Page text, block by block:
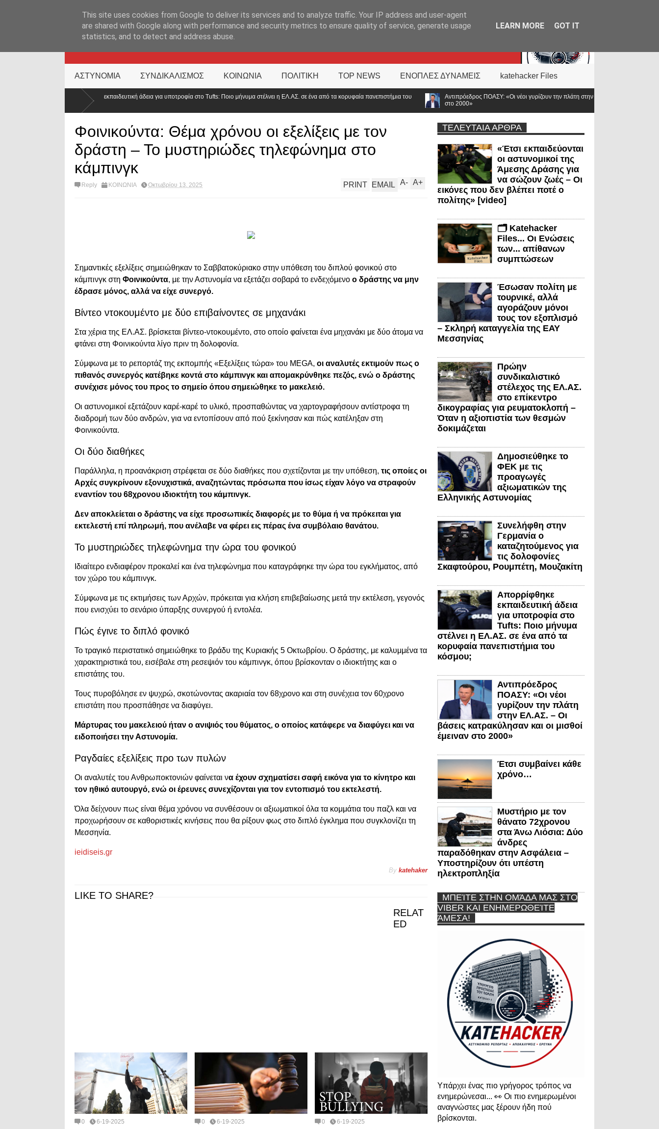
KATEHACKER
ΑΣΤΥΝΟΜΙΑ ΣΥΝΔΙΚΑΛΙΣΜΟΣ ΚΟΙΝΩΝΙΑ ΠΟΛΙΤΙΚΗ TOP NEWS ΕΝΟΠΛΕΣ ΔΥΝΑΜΕΙΣ katehacker Files
Απορρίφθηκε εκπαιδευτική άδεια για υποτροφία στο Tufts: Ποιο μήνυμα στέλνει η ΕΛ.ΑΣ. σε ένα από τα κορυφαία πανεπιστήμια του
Αντιπρόεδρος ΠΟΑΣΥ: «Οι νέοι γυρίζουν την πλάτη στην ΕΛ.ΑΣ. – Οι βάσεις κατρακύλησαν και οι μισθοί
Φοινικούντα: Θέμα χρόνου οι εξελίξεις με τον
δράστη – Το μυστηριώδες τηλεφώνημα στο
κάμπινγκ
Reply ΚΟΙΝΩΝΙΑ Οκτωβρίου 13, 2025 A+
A-
PRINT EMAIL
Σημαντικές εξελίξεις σημειώθηκαν το Σαββατοκύριακο στην υπόθεση του διπλού φονικού στο
κάμπινγκ στη Φοινικούντα, με την Αστυνομία να εξετάζει σοβαρά το ενδεχόμενο ο δράστης να μην
έδρασε μόνος, αλλά να είχε συνεργό.
Βίντεο ντοκουμέντο με δύο επιβαίνοντες σε μηχανάκι
Στα χέρια της ΕΛ.ΑΣ. βρίσκεται βίντεο-ντοκουμέντο, στο οποίο φαίνεται ένα μηχανάκι με δύο άτομα να
φτάνει στη Φοινικούντα λίγο πριν τη δολοφονία.
Σύμφωνα με το ρεπορτάζ της εκπομπής «Εξελίξεις τώρα» του MEGA, οι αναλυτές εκτιμούν πως ο
πιθανός συνεργός κατέβηκε κοντά στο κάμπινγκ και απομακρύνθηκε πεζός, ενώ ο δράστης
συνέχισε μόνος του προς το σημείο όπου σημειώθηκε το μακελειό.
Οι αστυνομικοί εξετάζουν καρέ-καρέ το υλικό, προσπαθώντας να χαρτογραφήσουν αντίστροφα τη
διαδρομή των δύο ανδρών, για να εντοπίσουν από πού ξεκίνησαν και πώς κατέληξαν στη
Φοινικούντα.
Οι δύο διαθήκες
Παράλληλα, η προανάκριση στρέφεται σε δύο διαθήκες που σχετίζονται με την υπόθεση, τις οποίες οι
Αρχές συγκρίνουν εξονυχιστικά, αναζητώντας πρόσωπα που ίσως είχαν λόγο να στραφούν
εναντίον του 68χρονου ιδιοκτήτη του κάμπινγκ.
Δεν αποκλείεται ο δράστης να είχε προσωπικές διαφορές με το θύμα ή να πρόκειται για
εκτελεστή επί πληρωμή, που ανέλαβε να φέρει εις πέρας ένα συμβόλαιο θανάτου.
Το μυστηριώδες τηλεφώνημα την ώρα του φονικού
Ιδιαίτερο ενδιαφέρον προκαλεί και ένα τηλεφώνημα που καταγράφηκε την ώρα του εγκλήματος, από
τον χώρο του κάμπινγκ.
Σύμφωνα με τις εκτιμήσεις των Αρχών, πρόκειται για κλήση επιβεβαίωσης μετά την εκτέλεση, γεγονός
που ενισχύει το σενάριο ύπαρξης συνεργού ή εντολέα.
Πώς έγινε το διπλό φονικό
Το τραγικό περιστατικό σημειώθηκε το βράδυ της Κυριακής 5 Οκτωβρίου. Ο δράστης, με καλυμμένα τα
χαρακτηριστικά του, εισέβαλε στη ρεσεψιόν του κάμπινγκ, όπου βρίσκονταν ο ιδιοκτήτης και ο
επιστάτης του.
Τους πυροβόλησε εν ψυχρώ, σκοτώνοντας ακαριαία τον 68χρονο και στη συνέχεια τον 60χρονο
επιστάτη που προσπάθησε να διαφύγει.
Μάρτυρας του μακελειού ήταν ο ανιψιός του θύματος, ο οποίος κατάφερε να διαφύγει και να
ειδοποιήσει την Αστυνομία.
Ραγδαίες εξελίξεις προ των πυλών
Οι αναλυτές του Ανθρωποκτονιών φαίνεται να έχουν σχηματίσει σαφή εικόνα για το κίνητρο και
τον ηθικό αυτουργό, ενώ οι έρευνες συνεχίζονται για τον εντοπισμό του εκτελεστή.
Όλα δείχνουν πως είναι θέμα χρόνου να συνθέσουν οι αξιωματικοί όλα τα κομμάτια του παζλ και να
προχωρήσουν σε καθοριστικές κινήσεις που θα ρίξουν φως στο διπλό έγκλημα που συγκλονίζει τη
Μεσσηνία.
ieidiseis.gr
By katehaker
LIKE TO SHARE?
RELAT
ED
0 6-19-2025 0 6-19-2025 0 6-19-2025
ΤΕΛΕΥΤΑΙΑ ΑΡΘΡΑ
«Έτσι εκπαιδεύονται
οι αστυνομικοί της
Άμεσης Δράσης για
να σώζουν ζωές – Οι
εικόνες που δεν βλέπει ποτέ ο
πολίτης» [video]
🗂️ Katehacker
Files... Οι Ενώσεις
των... απίθανων
συμπτώσεων
Έσωσαν πολίτη με
τουρνικέ, αλλά
αγοράζουν μόνοι
τους τον εξοπλισμό
– Σκληρή καταγγελία της ΕΑΥ
Μεσσηνίας
Πρώην
συνδικαλιστικό
στέλεχος της ΕΛ.ΑΣ.
στο επίκεντρο
δικογραφίας για ρευματοκλοπή –
Όταν η αξιοπιστία των θεσμών
δοκιμάζεται
Δημοσιεύθηκε το
ΦΕΚ με τις
προαγωγές
αξιωματικών της
Ελληνικής Αστυνομίας
Συνελήφθη στην
Γερμανία ο
καταζητούμενος για
τις δολοφονίες
Σκαφτούρου, Ρουμπέτη, Μουζακίτη
Απορρίφθηκε
εκπαιδευτική άδεια
για υποτροφία στο
Tufts: Ποιο μήνυμα
στέλνει η ΕΛ.ΑΣ. σε ένα από τα
κορυφαία πανεπιστήμια του
κόσμου;
Αντιπρόεδρος
ΠΟΑΣΥ: «Οι νέοι
γυρίζουν την πλάτη
στην ΕΛ.ΑΣ. – Οι
βάσεις κατρακύλησαν και οι μισθοί
έμειναν στο 2000»
Έτσι συμβαίνει κάθε
χρόνο…
Μυστήριο με τον
θάνατο 72χρονου
στα Άνω Λιόσια: Δύο
άνδρες
παραδόθηκαν στην Ασφάλεια –
Υποστηρίζουν ότι υπέστη
ηλεκτροπληξία
ΜΠΕΊΤΕ ΣΤΗΝ ΟΜΆΔΑ ΜΑΣ ΣΤΟ
VIBER ΚΑΙ ΕΝΗΜΕΡΩΘΕΊΤΕ
ΆΜΕΣΑ!
Υπάρχει ένας πιο γρήγορος τρόπος να
ενημερώνεσαι... 👀 Οι πιο ενημερωμένοι
αναγνώστες μας ξέρουν ήδη πού
βρίσκονται.
This site uses cookies from Google to deliver its services and to analyze traffic. Your IP address and user-agent
are shared with Google along with performance and security metrics to ensure quality of service, generate usage
statistics, and to detect and address abuse.
LEARN MORE GOT IT